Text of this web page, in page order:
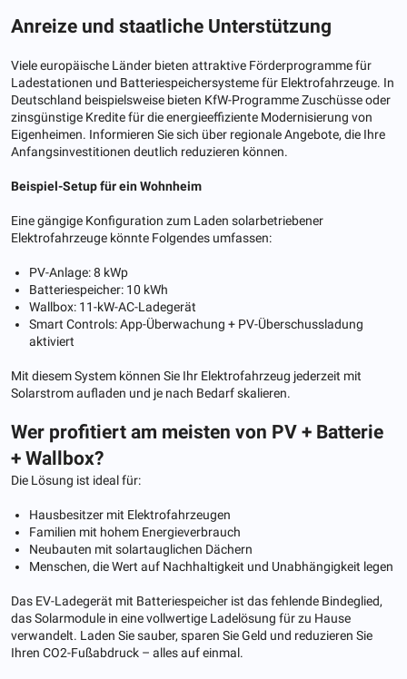
Anreize und staatliche Unterstützung
Viele europäische Länder bieten attraktive Förderprogramme für
Ladestationen und Batteriespeichersysteme für Elektrofahrzeuge. In
Deutschland beispielsweise bieten KfW-Programme Zuschüsse oder
zinsgünstige Kredite für die energieeffiziente Modernisierung von
Eigenheimen. Informieren Sie sich über regionale Angebote, die Ihre
Anfangsinvestitionen deutlich reduzieren können.
Beispiel-Setup für ein Wohnheim
Eine gängige Konfiguration zum Laden solarbetriebener
Elektrofahrzeuge könnte Folgendes umfassen:
PV-Anlage: 8 kWp
Batteriespeicher: 10 kWh
Wallbox: 11-kW-AC-Ladegerät
Smart Controls: App-Überwachung + PV-Überschussladung
aktiviert
Mit diesem System können Sie Ihr Elektrofahrzeug jederzeit mit
Solarstrom aufladen und je nach Bedarf skalieren.
Wer profitiert am meisten von PV + Batterie
+ Wallbox?
Die Lösung ist ideal für:
Hausbesitzer mit Elektrofahrzeugen
Familien mit hohem Energieverbrauch
Neubauten mit solartauglichen Dächern
Menschen, die Wert auf Nachhaltigkeit und Unabhängigkeit legen
Das EV-Ladegerät mit Batteriespeicher ist das fehlende Bindeglied,
das Solarmodule in eine vollwertige Ladelösung für zu Hause
verwandelt. Laden Sie sauber, sparen Sie Geld und reduzieren Sie
Ihren CO2-Fußabdruck – alles auf einmal.